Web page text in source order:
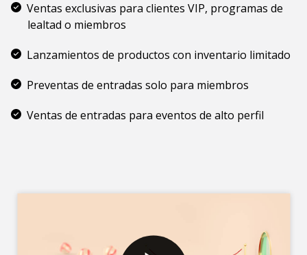
Ventas exclusivas para clientes VIP, programas de
lealtad o miembros
Lanzamientos de productos con inventario limitado
Preventas de entradas solo para miembros
Ventas de entradas para eventos de alto perfil